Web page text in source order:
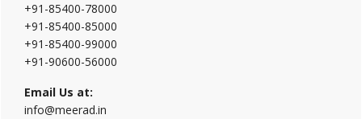
+91-85400-78000
+91-85400-85000
+91-85400-99000
+91-90600-56000
Email Us at:
info@meerad.in